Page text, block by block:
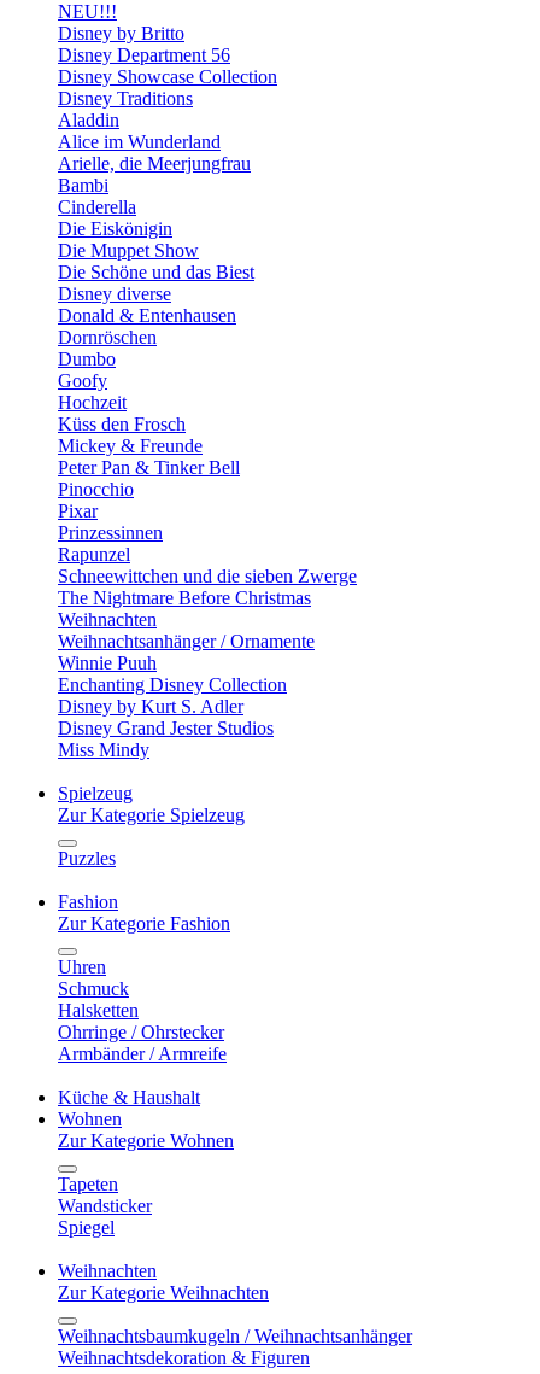
NEU!!!
Disney by Britto
Disney Department 56
Disney Showcase Collection
Disney Traditions
Aladdin
Alice im Wunderland
Arielle, die Meerjungfrau
Bambi
Cinderella
Die Eiskönigin
Die Muppet Show
Die Schöne und das Biest
Disney diverse
Donald & Entenhausen
Dornröschen
Dumbo
Goofy
Hochzeit
Küss den Frosch
Mickey & Freunde
Peter Pan & Tinker Bell
Pinocchio
Pixar
Prinzessinnen
Rapunzel
Schneewittchen und die sieben Zwerge
The Nightmare Before Christmas
Weihnachten
Weihnachtsanhänger / Ornamente
Winnie Puuh
Enchanting Disney Collection
Disney by Kurt S. Adler
Disney Grand Jester Studios
Miss Mindy
Spielzeug
Zur Kategorie Spielzeug
Puzzles
Fashion
Zur Kategorie Fashion
Uhren
Schmuck
Halsketten
Ohrringe / Ohrstecker
Armbänder / Armreife
Küche & Haushalt
Wohnen
Zur Kategorie Wohnen
Tapeten
Wandsticker
Spiegel
Weihnachten
Zur Kategorie Weihnachten
Weihnachtsbaumkugeln / Weihnachtsanhänger
Weihnachtsdekoration & Figuren